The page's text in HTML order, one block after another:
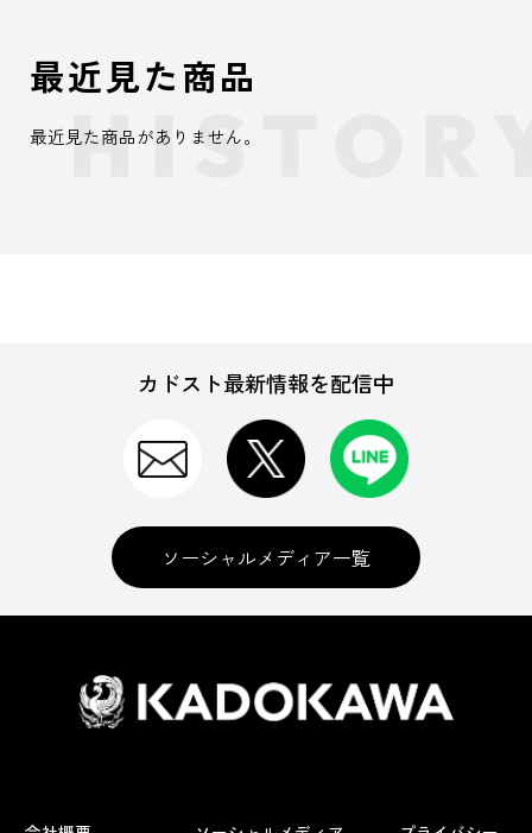
最近見た商品
最近見た商品がありません。
カドスト最新情報を配信中
ソーシャルメディア一覧